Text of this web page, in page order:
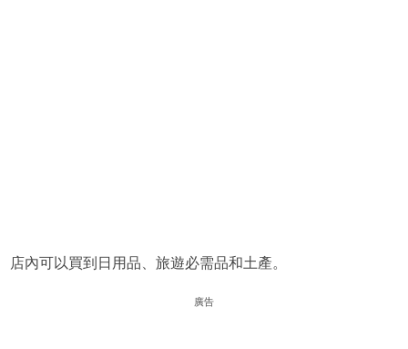
店內可以買到日用品、旅遊必需品和土產。
廣告